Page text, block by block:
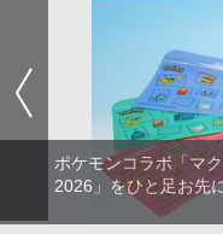
ポケモンコラボ「マ
2026」をひと足お先